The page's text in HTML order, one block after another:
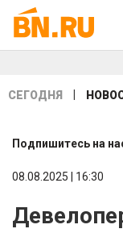
СЕГОДНЯ
Подпишитесь на
08.08.2025 | 16:30